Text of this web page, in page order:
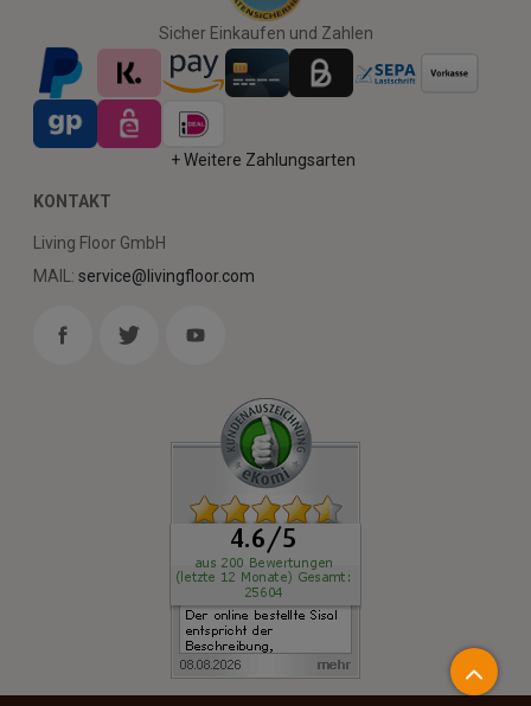
Sicher Einkaufen und Zahlen
+ Weitere Zahlungsarten
KONTAKT
Living Floor GmbH
MAIL: service@livingfloor.com